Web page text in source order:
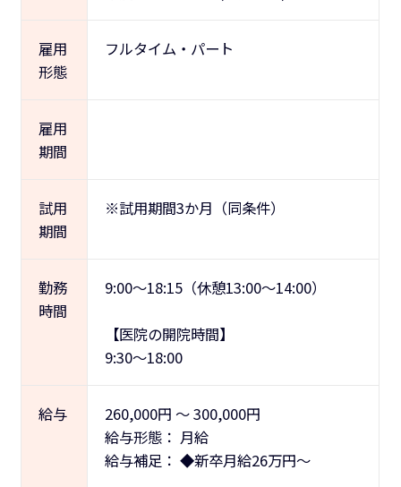
雇用
形態
フルタイム・パート
雇用
期間
試用
期間
※試用期間3か月（同条件）
勤務
時間
9:00～18:15（休憩13:00～14:00）
【医院の開院時間】
9:30～18:00
給与 260,000円 ～300,000円
給与形態： 月給
給与補足： ◆新卒月給26万円～